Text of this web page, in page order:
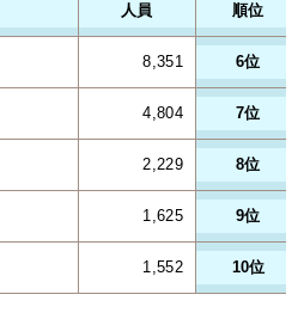
人員 順位
8,351 6位
4,804 7位
2,229 8位
1,625 9位
1,552 10位